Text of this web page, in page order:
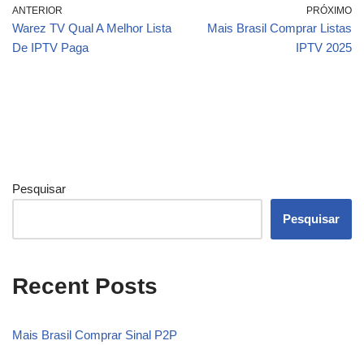
ANTERIOR
Warez TV Qual A Melhor Lista
De IPTV Paga
PRÓXIMO
Mais Brasil Comprar Listas
IPTV 2025
Pesquisar
Pesquisar
Recent Posts
Mais Brasil Comprar Sinal P2P